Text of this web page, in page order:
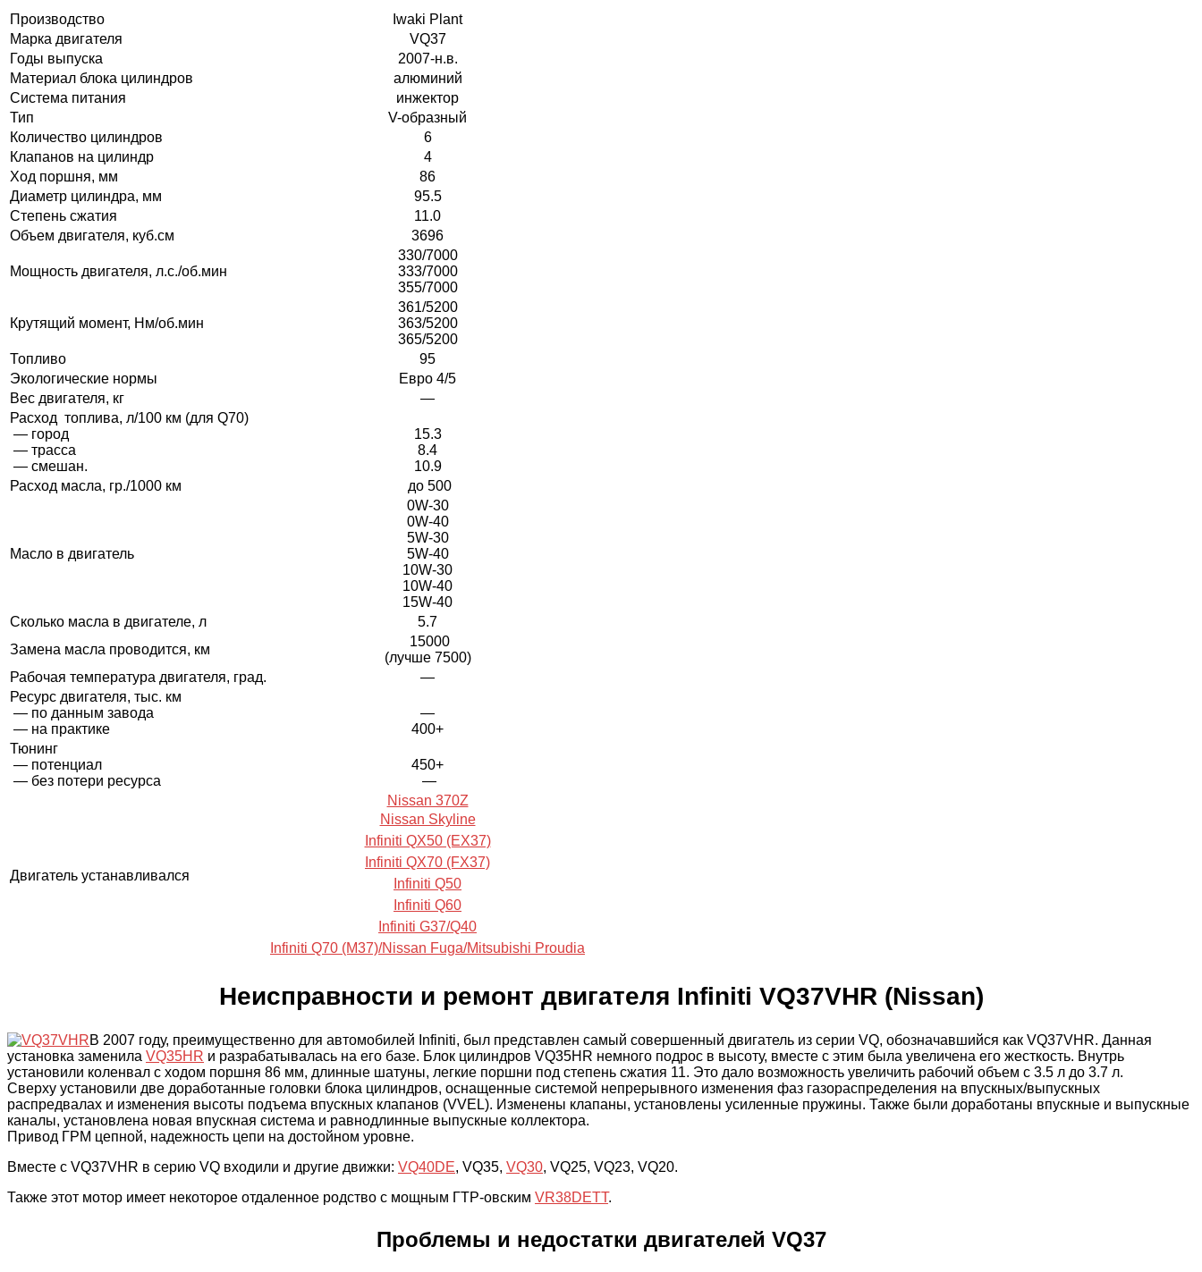
Производство
Iwaki Plant
Марка двигателя
VQ37
Годы выпуска
2007-н.в.
Материал блока цилиндров
алюминий
Система питания
инжектор
Тип
V-образный
Количество цилиндров
6
Клапанов на цилиндр
4
Ход поршня, мм
86
Диаметр цилиндра, мм
95.5
Степень сжатия
11.0
Объем двигателя, куб.см
3696
Мощность двигателя, л.с./об.мин
330/7000
333/7000
355/7000
Крутящий момент, Нм/об.мин
361/5200
363/5200
365/5200
Топливо
95
Экологические нормы
Евро 4/5
Вес двигателя, кг
—
Расход топлива, л/100 км (для Q70)
— город
— трасса
— смешан.
15.3
8.4
10.9
Расход масла, гр./1000 км
до 500
Масло в двигатель
0W-30
0W-40
5W-30
5W-40
10W-30
10W-40
15W-40
Сколько масла в двигателе, л
5.7
Замена масла проводится, км
15000
(лучше 7500)
Рабочая температура двигателя, град.
—
Ресурс двигателя, тыс. км
— по данным завода
— на практике
—
400+
Тюнинг
— потенциал
— без потери ресурса
450+
—
Двигатель устанавливался
Nissan 370Z
Nissan Skyline
Infiniti QX50 (EX37)
Infiniti QX70 (FX37)
Infiniti Q50
Infiniti Q60
Infiniti G37/Q40
Infiniti Q70 (M37)/Nissan Fuga/Mitsubishi Proudia
Неисправности и ремонт двигателя Infiniti VQ37VHR (Nissan)
В 2007 году, преимущественно для автомобилей Infiniti, был представлен самый совершенный двигатель из серии VQ, обозначавшийся как VQ37VHR. Данная
установка заменила VQ35HR и разрабатывалась на его базе. Блок цилиндров VQ35HR немного подрос в высоту, вместе с этим была увеличена его жесткость. Внутрь
установили коленвал с ходом поршня 86 мм, длинные шатуны, легкие поршни под степень сжатия 11. Это дало возможность увеличить рабочий объем с 3.5 л до 3.7 л.
Сверху установили две доработанные головки блока цилиндров, оснащенные системой непрерывного изменения фаз газораспределения на впускных/выпускных
распредвалах и изменения высоты подъема впускных клапанов (VVEL). Изменены клапаны, установлены усиленные пружины. Также были доработаны впускные и выпускные
каналы, установлена новая впускная система и равнодлинные выпускные коллектора.
Привод ГРМ цепной, надежность цепи на достойном уровне.
Вместе c VQ37VHR в серию VQ входили и другие движки: VQ40DE, VQ35, VQ30, VQ25, VQ23, VQ20.
Также этот мотор имеет некоторое отдаленное родство с мощным ГТР-овским VR38DETT.
Проблемы и недостатки двигателей VQ37